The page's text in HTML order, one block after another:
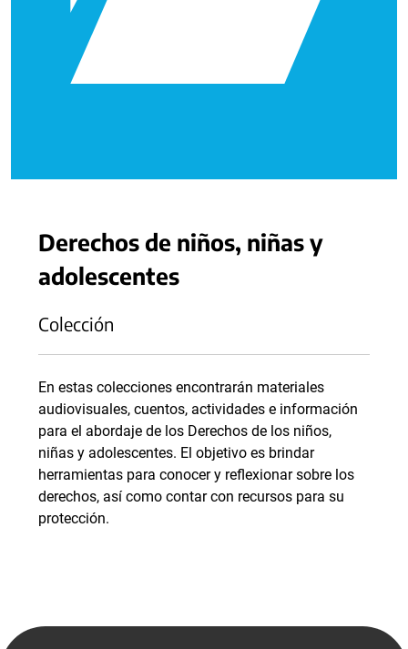
Derechos de niños, niñas y
adolescentes
Colección
En estas colecciones encontrarán materiales
audiovisuales, cuentos, actividades e información
para el abordaje de los Derechos de los niños,
niñas y adolescentes. El objetivo es brindar
herramientas para conocer y reflexionar sobre los
derechos, así como contar con recursos para su
protección.